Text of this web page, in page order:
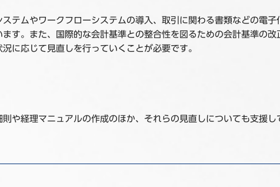
テムやワークフローシステムの導入、取引に関わる書類などの電
す。また、国際的な会計基準との整合性を図るための会計基準の
に応じて見直しを行っていくことが必要です。
や経理マニュアルの作成のほか、それらの見直しについても支援